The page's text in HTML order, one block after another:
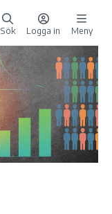
Sök Logga in Meny